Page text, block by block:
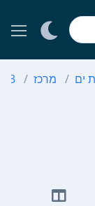
ים מרכז 3 חדרים